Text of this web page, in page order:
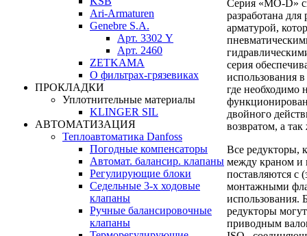
Ari-Armaturen
Genebre S.A.
Арт. 3302 Y
Арт. 2460
ZETKAMA
О фильтрах-грязевиках
ПРОКЛАДКИ
Уплотнительные материалы
KLINGER SIL
АВТОМАТИЗАЦИЯ
Теплоавтоматика Danfoss
Погодные компенсаторы
Автомат. балансир. клапаны
Регулирующие блоки
Седельные 3-х ходовые
клапаны
Ручные балансировочные
клапаны
Серия «MO-D»
разработана
арматурой,
серия
использования
где необходимо
двойного
возвратом, а
Все редукторы,
между краном и
поставляются с
монтажными
использования.
редукторы
приводным